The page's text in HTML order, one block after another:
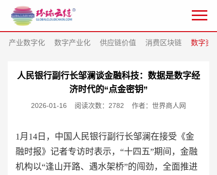
产业数字化 数字产业化 供应链价值 消费区块链 数字资
人民银行副行长邹澜谈金融科技：数据是数字经
济时代的“点金密钥”
2026-01-16 阅读次数：2782 作者：世界商人网
1月14日，中国人民银行副行长邹澜在接受《金
融时报》记者专访时表示，“十四五”期间，金融
机构以“逢山开路、遇水架桥”的闯劲，全面推进